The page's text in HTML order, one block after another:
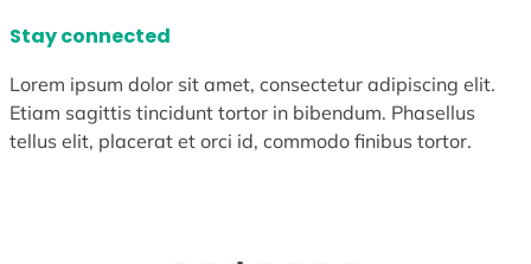
Stay connected
Lorem ipsum dolor sit amet, consectetur adipiscing elit.
Etiam sagittis tincidunt tortor in bibendum. Phasellus
tellus elit, placerat et orci id, commodo finibus tortor.